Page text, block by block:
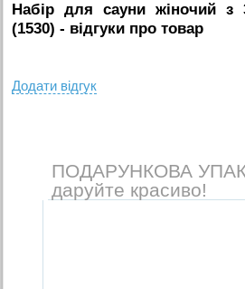
Набір для сауни жіночий з
(1530) - вiдгуки про товар
Додати вiдгук
ПОДАРУНКОВА
даруйте красиво!